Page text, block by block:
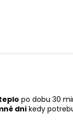
po dobu 30
dnikedy